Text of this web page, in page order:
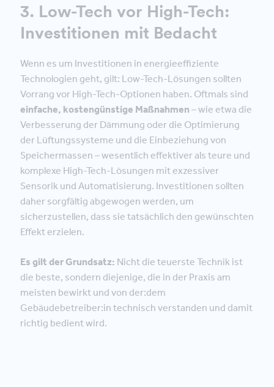
3. Low-Tech vor High-Tech:
Investitionen mit Bedacht
Wenn es um Investitionen in energieeffiziente
Technologien geht, gilt: Low-Tech-Lösungen sollten
Vorrang vor High-Tech-Optionen haben. Oftmals sind
einfache, kostengünstige Maßnahmen – wie etwa die
Verbesserung der Dämmung oder die Optimierung
der Lüftungssysteme und die Einbeziehung von
Speichermassen – wesentlich effektiver als teure und
komplexe High-Tech-Lösungen mit exzessiver
Sensorik und Automatisierung. Investitionen sollten
daher sorgfältig abgewogen werden, um
sicherzustellen, dass sie tatsächlich den gewünschten
Effekt erzielen.
Es gilt der Grundsatz: Nicht die teuerste Technik ist
die beste, sondern diejenige, die in der Praxis am
meisten bewirkt und von der:dem
Gebäudebetreiber:in technisch verstanden und damit
richtig bedient wird.